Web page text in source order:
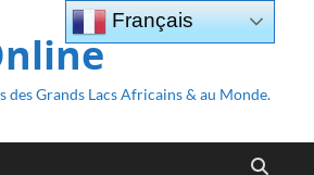
des Grands Lacs Africains & au Monde.
Français